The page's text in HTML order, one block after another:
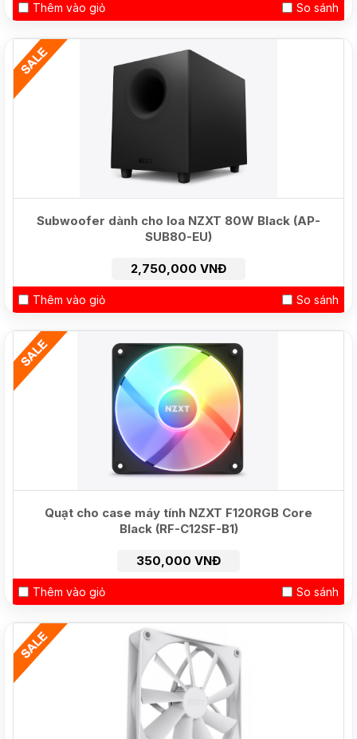
Thêm vào giỏ So sánh
HOT
Subwoofer dành cho loa NZXT 80W Black (AP-
SUB80-EU)
2,750,000 VNĐ
Thêm vào giỏ So sánh
NEW
Quạt cho case máy tính NZXT F120RGB Core
Black (RF-C12SF-B1)
350,000 VNĐ
Thêm vào giỏ So sánh
HOT